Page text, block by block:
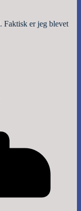
Faktisk er jeg blevet